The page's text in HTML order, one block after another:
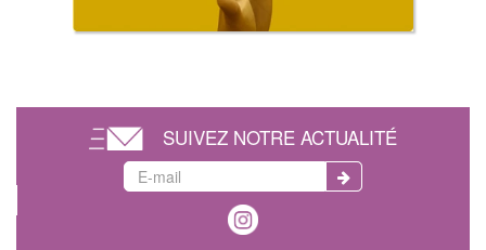
SUIVEZ NOTRE ACTUALITÉ